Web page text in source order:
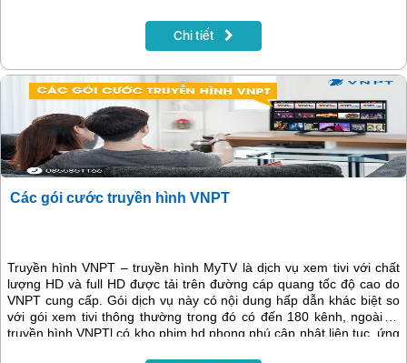
Chi tiết
Các gói cước truyền hình VNPT
Truyền hình VNPT – truyền hình MyTV là dịch vụ xem tivi với chất
lượng HD và full HD được tải trên đường cáp quang tốc độ cao do
VNPT cung cấp. Gói dịch vụ này có nội dung hấp dẫn khác biệt so
với gói xem tivi thông thường trong đó có đến 180 kênh, ngoài ra
truyền hình VNPTl có kho phim hd phong phú cập nhật liên tục, ứng